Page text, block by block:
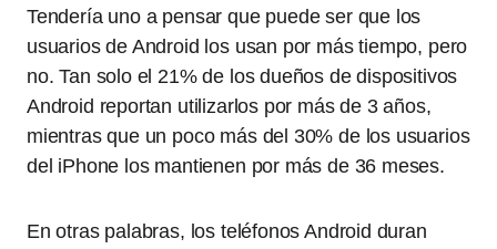
Tendería uno a pensar que puede ser que los
usuarios de Android los usan por más tiempo, pero
no. Tan solo el 21% de los dueños de dispositivos
Android reportan utilizarlos por más de 3 años,
mientras que un poco más del 30% de los usuarios
del iPhone los mantienen por más de 36 meses.
En otras palabras, los teléfonos Android duran